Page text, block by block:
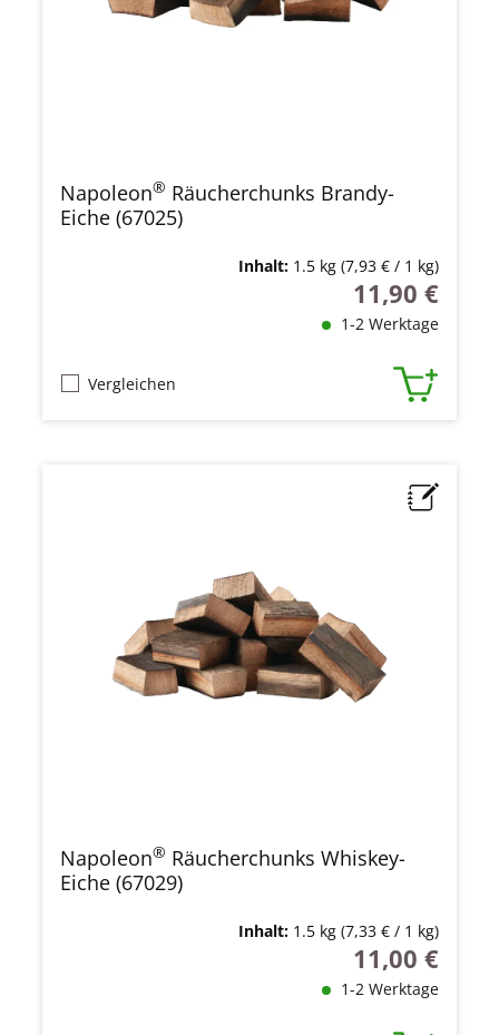
Napoleon® Räucherchunks Brandy-
Eiche (67025)
Inhalt: 1.5 kg (7,93 € / 1 kg)
Regulärer Preis:
11,90 €
1-2 Werktage
Vergleichen
Napoleon® Räucherchunks Whiskey-
Eiche (67029)
Inhalt: 1.5 kg (7,33 € / 1 kg)
Regulärer Preis:
11,00 €
1-2 Werktage